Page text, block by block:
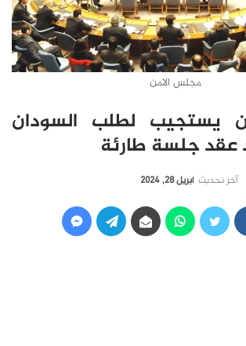
مجلس الامن
يستجيب لطلب السودان
عقد جلسة طارئة
آخر تحديث أبريل 28, 2024